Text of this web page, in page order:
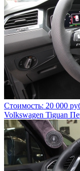
Стоимость: 20 000
Volkswagen Tiguan